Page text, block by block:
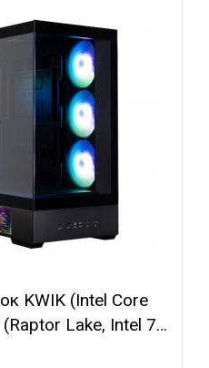
KWIK (Intel Core
Lake, Intel 7,
16 ГБ ОЗУ (2